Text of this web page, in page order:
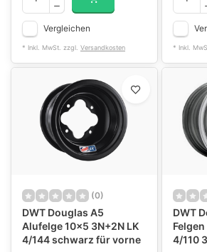
Vergleichen
* Inkl. MwSt. zzgl. Versandkosten * Inkl.
(0)
DWT Douglas A5
Alufelge 10x5 3N+2N LK
4/144 schwarz für vorne
DWT
4/110